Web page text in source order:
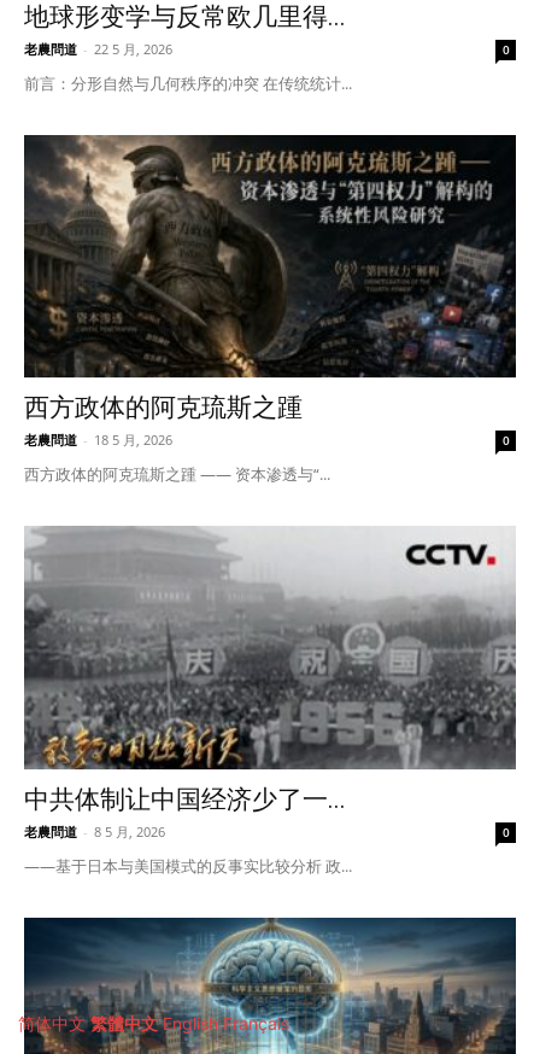
地球形变学与反常欧几里得...
老農問道 - 22 5 月, 2026 0
前言：分形自然与几何秩序的冲突 在传统统计...
西方政体的阿克琉斯之踵
老農問道 - 18 5 月, 2026 0
西方政体的阿克琉斯之踵 —— 资本渗透与“...
中共体制让中国经济少了一...
老農問道 - 8 5 月, 2026 0
——基于日本与美国模式的反事实比较分析 政...
简体中文 繁體中文 English Français